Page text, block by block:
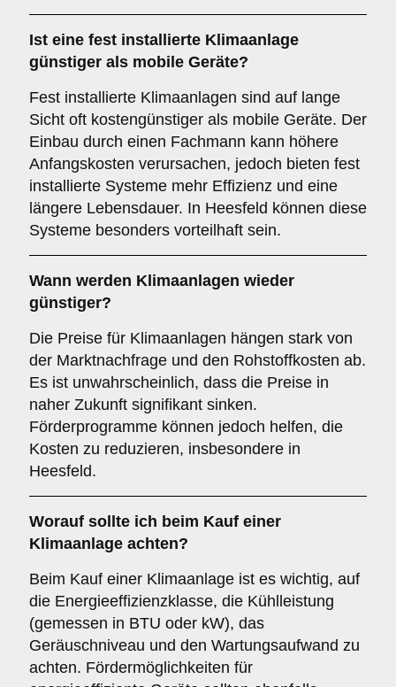
Ist eine fest installierte Klimaanlage
günstiger als mobile Geräte?
Fest installierte Klimaanlagen sind auf lange
Sicht oft kostengünstiger als mobile Geräte. Der
Einbau durch einen Fachmann kann höhere
Anfangskosten verursachen, jedoch bieten fest
installierte Systeme mehr Effizienz und eine
längere Lebensdauer. In Heesfeld können diese
Systeme besonders vorteilhaft sein.
Wann werden Klimaanlagen wieder
günstiger?
Die Preise für Klimaanlagen hängen stark von
der Marktnachfrage und den Rohstoffkosten ab.
Es ist unwahrscheinlich, dass die Preise in
naher Zukunft signifikant sinken.
Förderprogramme können jedoch helfen, die
Kosten zu reduzieren, insbesondere in
Heesfeld.
Worauf sollte ich beim Kauf einer
Klimaanlage achten?
Beim Kauf einer Klimaanlage ist es wichtig, auf
die Energieeffizienzklasse, die Kühlleistung
(gemessen in BTU oder kW), das
Geräuschniveau und den Wartungsaufwand zu
achten. Fördermöglichkeiten für